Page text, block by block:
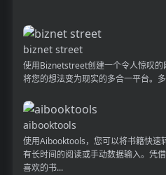
biznet street
使用Biznetstreet创建一个令人惊叹
将您的想法变为现实的多合一平台。
aibooktools
使用Aibooktools，您可以将书籍快速
有长时间的阅读或手动数据输入。凭
喜欢的书...